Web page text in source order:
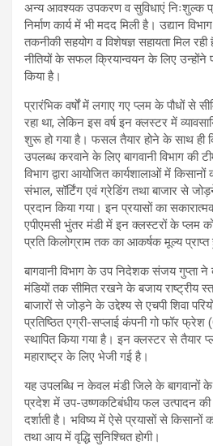
अन्य आवश्यक उपकरण व सुविधाएं निःशुल्क
निर्माण कार्य में भी मदद मिली है। उद्यान
तकनीकी सहयोग व विशेषज्ञ सहायता मिल
नीतियों के सफल क्रियान्वयन के लिए
किया है।
प्रारंभिक वर्षों में लगाए गए प्लम के पौधों से
रहा था, लेकिन इस वर्ष इन क्लस्टर में
शुरू हो गया है। फसल तैयार होने के साथ ही
उपलब्ध करवाने के लिए बागवानी विभाग की
विभाग द्वारा आयोजित कार्यशालाओं में
संभाल, सॉर्टिंग एवं ग्रेडिंग तथा बाजार से
प्रदान किया गया। इन प्रयासों का
एपीएमसी भुंतर मंडी में इन क्लस्टरों के प्लम
प्रति किलोग्राम तक का आकर्षक मूल्य
बागवानी विभाग के उप निदेशक संजय गुप्ता ने
मंडियों तक सीमित रखने के बजाय राष्ट्रीय
बाजारों से जोड़ने के उद्देश्य से एचपी शिवा
प्रतिष्ठित एग्री-सप्लाई कंपनी गो फॉर
स्थापित किया गया है। इन क्लस्टर से तैयार
महाराष्ट्र के लिए भेजी गई है।
यह उपलब्धि न केवल मंडी जिले के बागवानों के
प्रदेश में उप-उष्णकटिबंधीय फल उत्पादन की
दर्शाती है। भविष्य में ऐसे प्रयासों से किसानों
तथा आय में वृद्धि सुनिश्चित होगी।